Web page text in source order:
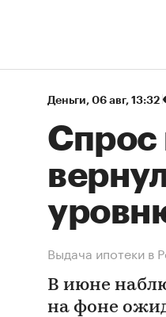
Деньги⁠, 06 авг, 13:32
Спрос
Выдача ипотеки в
В июне
на фоне